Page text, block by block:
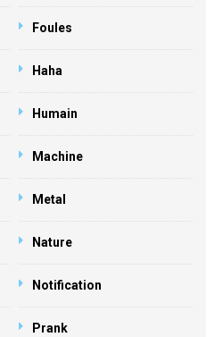
Foules
Haha
Humain
Machine
Metal
Nature
Notification
Prank